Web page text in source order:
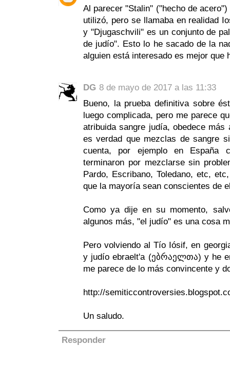
Al parecer "Stalin" ("hecho de
utilizó, pero se llamaba en realidad
y "Djugaschvili" es un conjunto de
de judío". Esto lo he sacado de la
alguien está interesado es mejor que
DG 8 de mayo de 2017 a las 11:33
Bueno, la prueba definitiva sobre
luego complicada, pero me parece
atribuida sangre judía, obedece
es verdad que mezclas de sangre
cuenta, por ejemplo en España
terminaron por mezclarse sin
Pardo, Escribano, Toledano, etc,
que la mayoría sean conscientes de
Como ya dije en su momento,
algunos más, "el judío" es una cosa
Pero volviendo al Tío Iósif, en
y judío ebraelt'a (ებრაელთა) y he
me parece de lo más convincente y
http://
Un saludo.
Responder